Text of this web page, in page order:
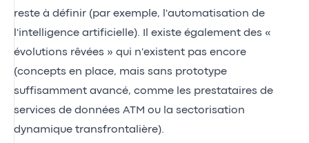
reste à définir (par exemple, l'automatisation de
l'intelligence artificielle). Il existe également des «
évolutions rêvées » qui n'existent pas encore
(concepts en place, mais sans prototype
suffisamment avancé, comme les prestataires de
services de données ATM ou la sectorisation
dynamique transfrontalière).